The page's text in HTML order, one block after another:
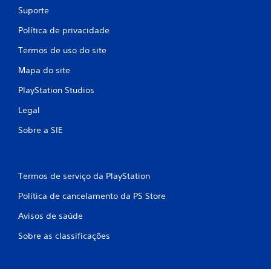
Suporte
Política de privacidade
Termos de uso do site
Mapa do site
PlayStation Studios
Legal
Sobre a SIE
Termos de serviço da PlayStation
Política de cancelamento da PS Store
Avisos de saúde
Sobre as classificações